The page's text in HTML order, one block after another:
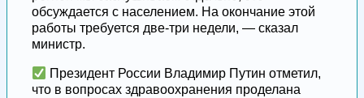
обсуждается с населением. На окончание этой
работы требуется две-три недели, — сказал
министр.
Президент России Владимир Путин отметил,
что в вопросах здравоохранения проделана